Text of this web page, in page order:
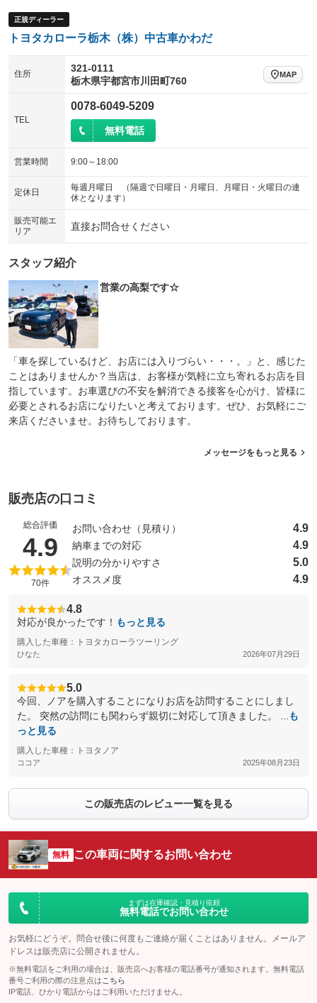
正規ディーラー
トヨタカローラ栃木（株）中古車かわだ
住所
321-0111
栃木県宇都宮市川田町760
MAP
TEL
0078-6049-5209
無料電話
営業時間 9:00～18:00
定休日
毎週月曜日 （隔週で日曜日・月曜日、月曜日・火曜日の連
休となります）
販売可能エ
リア
直接お問合せください
スタッフ紹介
営業の高梨です☆
「車を探しているけど、お店には入りづらい・・・。」と、感じた
ことはありませんか？当店は、お客様が気軽に立ち寄れるお店を目
指しています。お車選びの不安を解消できる接客を心がけ、皆様に
必要とされるお店になりたいと考えております。ぜひ、お気軽にご
来店くださいませ。お待ちしております。
メッセージをもっと見る
販売店の口コミ
総合評価
4.9 （5点満点中）
70件
お問い合わせ（見積り） 4.9
納車までの対応 4.9
説明の分かりやすさ 5.0
オススメ度 4.9
4.8
対応が良かったです！ もっと見る
購入した車種：トヨタカローラツーリング
ひなた 2026年07月29日
5.0
今回、ノアを購入することになりお店を訪問することにしまし
た。 突然の訪問にも関わらず親切に対応して頂きました。 ...
も
っと見る
購入した車種：トヨタノア
ココア 2025年08月23日
この販売店のレビュー一覧を見る
無料 この車両に関するお問い合わせ
まずは在庫確認・見積り依頼
無料電話でお問い合わせ
お気軽にどうぞ。問合せ後に何度もご連絡が届くことはありません。メールア
ドレスは販売店に公開されません。
※無料電話をご利用の場合は、販売店へお客様の電話番号が通知されます。無料電話
番号ご利用の際の注意点は こちら
IP電話、ひかり電話からはご利用いただけません。